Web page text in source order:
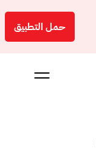
حمل التطبيق